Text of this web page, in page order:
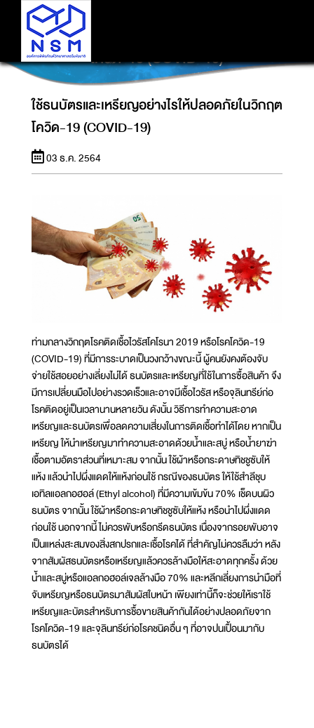
ใช้ธนบัตรและเหรียญอย่างไรให้ปลอดภัยในวิกฤต
โควิด-19 (COVID-19)
ใช้ธนบัตรและเหรียญอย่างไรให้ปลอดภัยในวิกฤต
โควิด-19 (COVID-19)
03 ธ.ค. 2564
ท่ามกลางวิกฤตโรคติดเชื้อไวรัสโคโรนา 2019 หรือโรคโควิด-19
(COVID-19) ที่มีการระบาดเป็นวงกว้างขณะนี้ ผู้คนยังคงต้องจับ
จ่ายใช้สอยอย่างเลี่ยงไม่ได้ ธนบัตรและเหรียญที่ใช้ในการซื้อสินค้า จึง
มีการเปลี่ยนมือไปอย่างรวดเร็วและอาจมีเชื้อไวรัส หรือจุลินทรีย์ก่อ
โรคติดอยู่เป็นเวลานานหลายวัน ดังนั้น วิธีการทำความสะอาด
เหรียญและธนบัตรเพื่อลดความเสี่ยงในการติดเชื้อทำได้โดย หากเป็น
เหรียญ ให้นำเหรียญมาทำความสะอาดด้วยน้ำและสบู่ หรือน้ำยาฆ่า
เชื้อตามอัตราส่วนที่เหมาะสม จากนั้น ใช้ผ้าหรือกระดาษทิชชูซับให้
แห้ง แล้วนำไปผึ่งแดดให้แห้งก่อนใช้ กรณีของธนบัตร ให้ใช้สำลีชุบ
เอทิลแอลกอฮอล์ (Ethyl alcohol) ที่มีความเข้มข้น 70% เช็ดบนผิว
ธนบัตร จากนั้น ใช้ผ้าหรือกระดาษทิชชูซับให้แห้ง หรือนำไปผึ่งแดด
ก่อนใช้ นอกจากนี้ ไม่ควรพับหรือกรีดธนบัตร เนื่องจากรอยพับอาจ
เป็นแหล่งสะสมของสิ่งสกปรกและเชื้อโรคได้ ที่สำคัญไม่ควรลืมว่า หลัง
จากสัมผัสธนบัตรหรือเหรียญแล้วควรล้างมือให้สะอาดทุกครั้ง ด้วย
น้ำและสบู่หรือแอลกอฮอล์เจลล้างมือ 70% และหลีกเลี่ยงการนำมือที่
จับเหรียญหรือธนบัตรมาสัมผัสใบหน้า เพียงเท่านี้ก็จะช่วยให้เราใช้
เหรียญและบัตรสำหรับการชื้อขายสินค้ากันได้อย่างปลอดภัยจาก
โรคโควิด-19 และจุลินทรีย์ก่อโรคชนิดอื่น ๆ ที่อาจปนเปื้อนมากับ
ธนบัตรได้